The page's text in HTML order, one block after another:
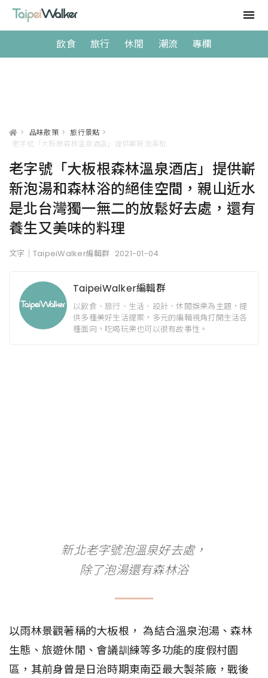
飲食 旅行 休閒 潮流 專欄
> 品味散策 > 旅行景點 >
老字號「大板根森林溫泉酒店」提供嶄
新泡湯和森林浴的絕佳空間，親山近水
是北台灣獨一無二的放鬆好去處，還有
養生又美味的料理
文字｜TaipeiWalker編輯群 2021-01-04
TaipeiWalker編輯群
以飲食、旅行、生活、設計、休閒娛樂為主題，提
供多種美好生活提案，多元的編輯視角打開生活各
種面向，吃喝玩樂也可以很有故事性。
新北老字號泡溫泉好去處，
除了泡湯還有森林浴
以雨林景觀著稱的大板根， 為結合溫泉泡湯、森林
生態、旅遊休閒、會議訓練等多功能的度假村園
區，其前身曾是日治時期東南亞最大製茶廠，戰後